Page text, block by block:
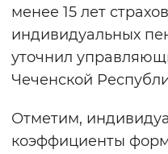
менее 15 лет
индивидуальных
уточнил
Чеченской
Отметим,
коэффициенты